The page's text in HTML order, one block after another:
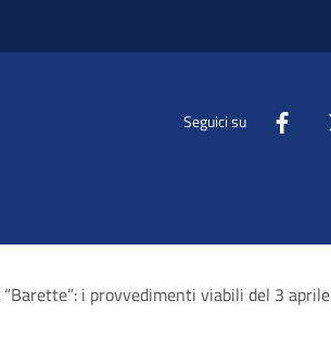
Seguici su
“Barette”: i provvedimenti viabili del 3 aprile